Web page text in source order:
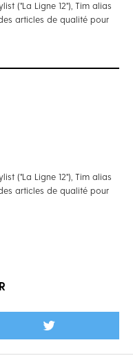
("La Ligne 12"), Tim alias
articles de qualité pour
("La Ligne 12"), Tim alias
articles de qualité pour